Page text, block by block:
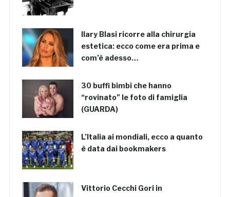
Ilary Blasi ricorre alla chirurgia
estetica: ecco come era prima e
com’è adesso…
30 buffi bimbi che hanno
“rovinato” le foto di famiglia
(GUARDA)
L’Italia ai mondiali, ecco a quanto
è data dai bookmakers
Vittorio Cecchi Gori in